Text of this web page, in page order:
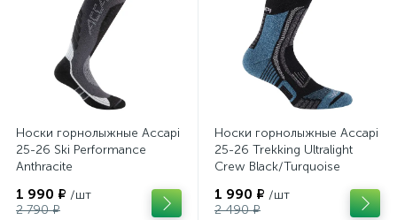
Носки горнолыжные Accapi
25-26 Ski Performance
Anthracite
1 990 ₽ /шт
2 790 ₽
Носки горнолыжные Accapi
25-26 Trekking Ultralight
Crew Black/Turquoise
1 990 ₽ /шт
2 490 ₽